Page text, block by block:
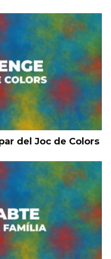
del Joc de Colors